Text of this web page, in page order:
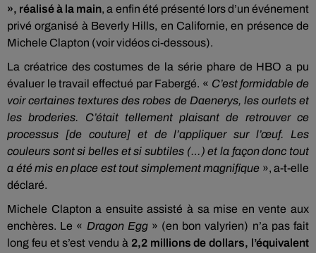
», réalisé à la main, a enfin été présenté lors d’un événement
privé organisé à Beverly Hills, en Californie, en présence de
Michele Clapton (voir vidéos ci-dessous).
La créatrice des costumes de la série phare de HBO a pu
évaluer le travail effectué par Fabergé. « C’est formidable de
voir certaines textures des robes de Daenerys, les ourlets et
les broderies. C’était tellement plaisant de retrouver ce
processus [de couture] et de l’appliquer sur l’œuf. Les
couleurs sont si belles et si subtiles (…) et la façon donc tout
a été mis en place est tout simplement magnifique », a-t-elle
déclaré.
Michele Clapton a ensuite assisté à sa mise en vente aux
enchères. Le « Dragon Egg» (en bon valyrien) n’a pas fait
long feu et s’est vendu à 2,2 millions de dollars, l’équivalent